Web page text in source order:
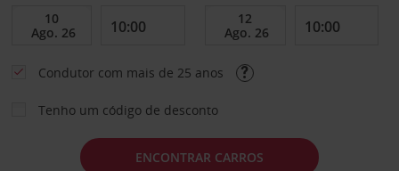
Condutor com mais de 25 anos
Tenho um código de desconto
ENCONTRAR CARROS